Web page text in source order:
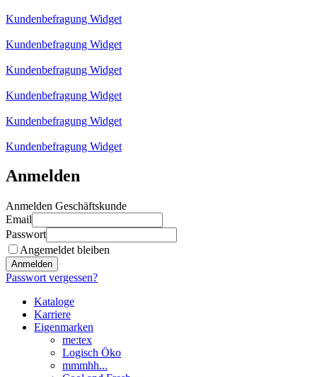
Kundenbefragung Widget
Kundenbefragung Widget
Kundenbefragung Widget
Kundenbefragung Widget
Kundenbefragung Widget
Kundenbefragung Widget
Anmelden
Anmelden Geschäftskunde
Email
Passwort
Angemeldet bleiben
Anmelden
Passwort vergessen?
Kataloge
Karriere
Eigenmarken
me:tex
Logisch Öko
mmmhh...